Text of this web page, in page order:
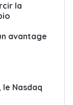
la
avantage
Nasdaq